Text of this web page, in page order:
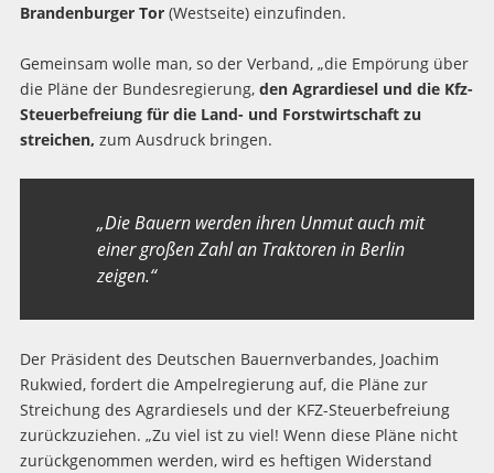
Brandenburger Tor(Westseite) einzufinden.
Gemeinsam wolle man, so der Verband, „die Empörung über
die Pläne der Bundesregierung,den Agrardiesel und die Kfz-
Steuerbefreiung für die Land- und Forstwirtschaft zu
streichen, zum Ausdruck bringen.
„Die Bauern werden ihren Unmut auch mit
einer großen Zahl an Traktoren in Berlin
zeigen.“
Der Präsident des Deutschen Bauernverbandes, Joachim
Rukwied, fordert die Ampelregierung auf, die Pläne zur
Streichung des Agrardiesels und der KFZ-Steuerbefreiung
zurückzuziehen. „Zu viel ist zu viel! Wenn diese Pläne nicht
zurückgenommen werden, wird es heftigen Widerstand